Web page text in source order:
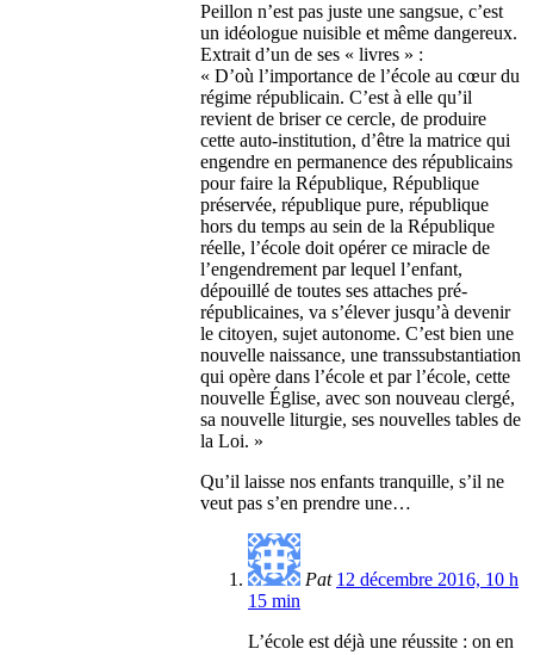
Peillon n’est pas juste une sangsue, c’est
un idéologue nuisible et même dangereux.
Extrait d’un de ses « livres » :
« D’où l’importance de l’école au cœur du
régime républicain. C’est à elle qu’il
revient de briser ce cercle, de produire
cette auto-institution, d’être la matrice qui
engendre en permanence des républicains
pour faire la République, République
préservée, république pure, république
hors du temps au sein de la République
réelle, l’école doit opérer ce miracle de
l’engendrement par lequel l’enfant,
dépouillé de toutes ses attaches pré-
républicaines, va s’élever jusqu’à devenir
le citoyen, sujet autonome. C’est bien une
nouvelle naissance, une transsubstantiation
qui opère dans l’école et par l’école, cette
nouvelle Église, avec son nouveau clergé,
sa nouvelle liturgie, ses nouvelles tables de
la Loi. »
Qu’il laisse nos enfants tranquille, s’il ne
veut pas s’en prendre une…
Pat 12 décembre 2016, 10 h
15 min
L’école est déjà une réussite : on en